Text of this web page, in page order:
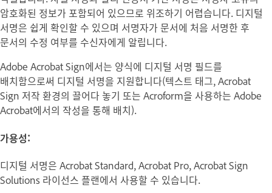
암호화된 정보가 포함되어 있으므로 위조하기 어렵습니다. 디지털
서명은 쉽게 확인할 수 있으며 서명자가 문서에 처음 서명한 후
문서의 수정 여부를 수신자에게 알립니다.
Adobe Acrobat Sign에서는 양식에 디지털 서명 필드를
배치함으로써 디지털 서명을 지원합니다(텍스트 태그, Acrobat
Sign 저작 환경의 끌어다 놓기 또는 Acroform을 사용하는 Adobe
Acrobat에서의 작성을 통해 배치).
가용성:
디지털 서명은 Acrobat Standard, Acrobat Pro, Acrobat Sign
Solutions 라이선스 플랜에서 사용할 수 있습니다.